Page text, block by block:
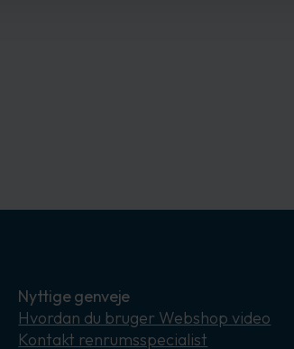
Nyttige genveje
Hvordan du bruger Webshop video
Kontakt renrumsspecialist